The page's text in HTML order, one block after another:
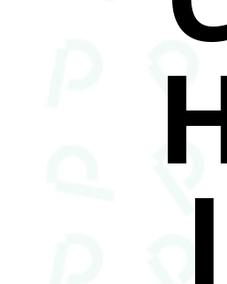
I